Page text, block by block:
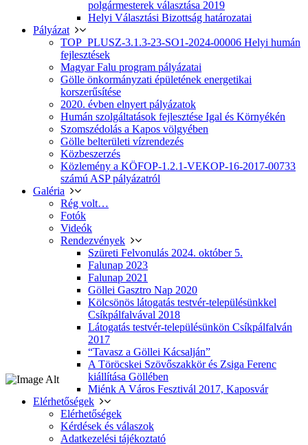
polgármesterek választása 2019
Helyi Választási Bizottság határozatai
Pályázat
TOP_PLUSZ-3.1.3-23-SO1-2024-00006 Helyi humán
fejlesztések
Magyar Falu program pályázatai
Gölle önkormányzati épületének energetikai
korszerűsítése
2020. évben elnyert pályázatok
Humán szolgáltatások fejlesztése Igal és Környékén
Szomszédolás a Kapos völgyében
Gölle belterületi vízrendezés
Közbeszerzés
Közlemény a KÖFOP-1.2.1-VEKOP-16-2017-00733
számú ASP pályázatról
Galéria
Rég volt…
Fotók
Videók
Rendezvények
Szüreti Felvonulás 2024. október 5.
Falunap 2023
Falunap 2021
Göllei Gasztro Nap 2020
Kölcsönös látogatás testvér-településünkkel
Csíkpálfalvával 2018
Látogatás testvér-településünkön Csíkpálfalván
2017
“Tavasz a Göllei Kácsalján”
A Töröcskei Szövőszakkör és Zsiga Ferenc
kiállítása Göllében
Miénk A Város Fesztivál 2017, Kaposvár
Elérhetőségek
Elérhetőségek
Kérdések és válaszok
Adatkezelési tájékoztató